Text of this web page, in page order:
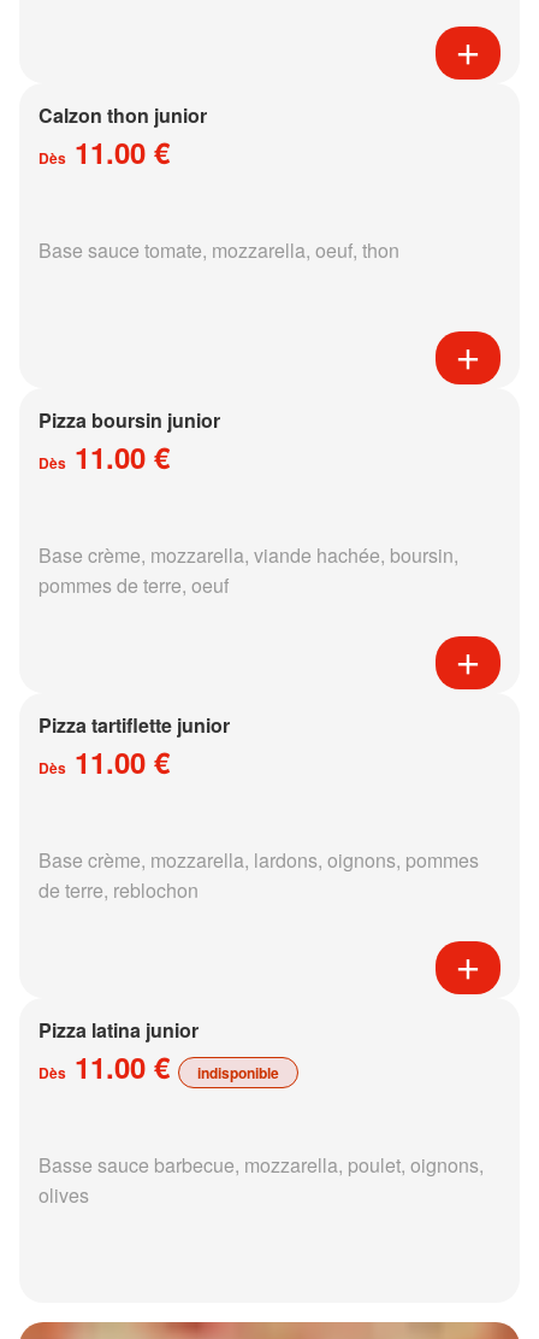
Calzon thon junior
Dès 11.00 €
Base sauce tomate, mozzarella, oeuf, thon
Pizza boursin junior
Dès 11.00 €
Base crème, mozzarella, viande hachée, boursin,
pommes de terre, oeuf
Pizza tartiflette junior
Dès 11.00 €
Base crème, mozzarella, lardons, oignons, pommes
de terre, reblochon
Pizza latina junior
Dès 11.00 € indisponible
Basse sauce barbecue, mozzarella, poulet, oignons,
olives